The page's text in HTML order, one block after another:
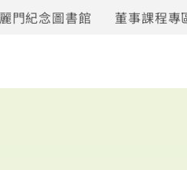
門紀念圖書館 董事課程專